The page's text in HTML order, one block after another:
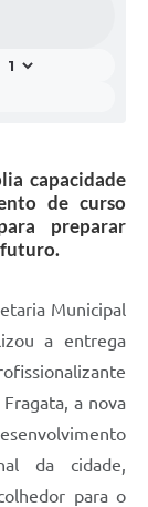
capacidade
de curso
preparar
futuro.
Municipal
a entrega
a nova
da cidade,
para o